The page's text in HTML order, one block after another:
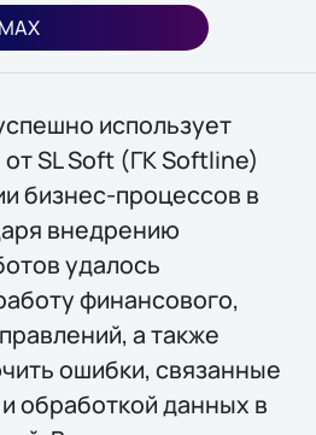
использует
SL Soft (ГК Softline)
бизнес-процессов в
внедрению
удалось
финансового,
а также
ошибки, связанные
обработкой данных в